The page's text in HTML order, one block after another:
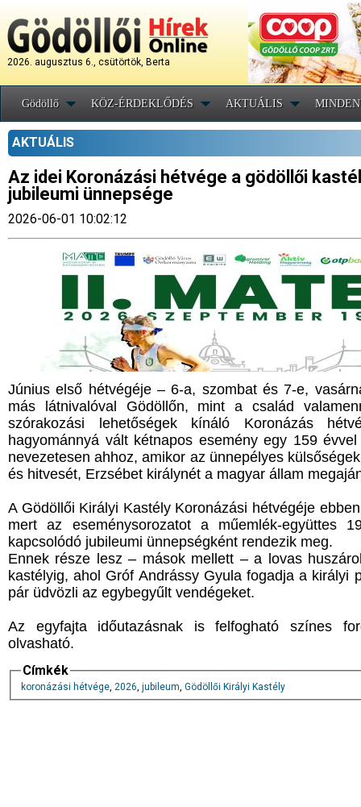
2026. augusztus 6., csütörtök, Berta
Gödöllő KÖZ-ÉRDEKLŐDÉS AKTUÁLIS
AKTUÁLIS
Az idei Koronázási hétvége a gödöllői
jubileumi ünnepsége
2026-06-01 10:02:12
Június első hétvégéje – 6-a, szombat és 7-e,
más látnivalóval Gödöllőn, mint a család
szórakozási lehetőségek kínáló Koronázás
hagyománnyá vált kétnapos esemény egy 159
nevezetesen ahhoz, amikor az ünnepélyes
és hitvesét, Erzsébet királynét a magyar állam
A Gödöllői Királyi Kastély Koronázási hétvégéje
mert az eseménysorozatot a műemlék-együttes
kapcsolódó jubileumi ünnepségként rendezik meg.
Ennek része lesz – mások mellett – a lovas
kastélyig, ahol Gróf Andrássy Gyula fogadja a
pár üdvözli az egybegyűlt vendégeket.
Az egyfajta időutazásnak is felfogható színes
olvasható.
Címkék
koronázási hétvége, 2026, jubileum, Gödöllői Királyi Kastély